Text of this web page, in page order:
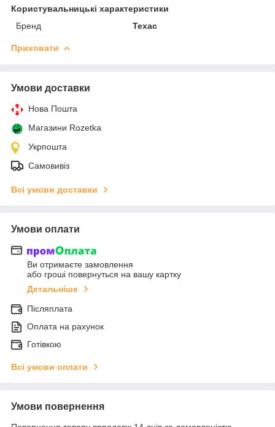
Користувальницькі характеристики
Бренд
Техас
Приховати
Умови доставки
Нова Пошта
Магазини Rozetka
Укрпошта
Самовивіз
Всі умови доставки
Умови оплати
Ви отримаєте замовлення
або гроші повернуться на вашу картку
Детальніше
Післяплата
Оплата на рахунок
Готівкою
Всі умови оплати
Умови повернення